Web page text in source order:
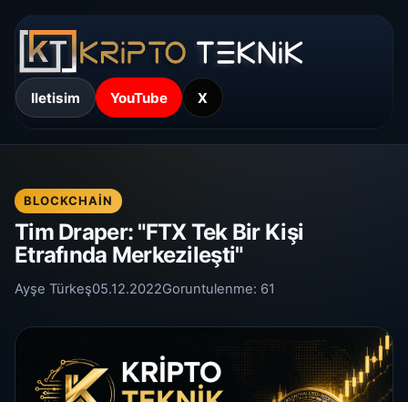
Iletisim YouTube X
BLOCKCHAIN
Tim Draper: "FTX Tek Bir Kişi
Etrafında Merkezileşti"
Ayşe Türkeş05.12.2022Goruntulenme: 61